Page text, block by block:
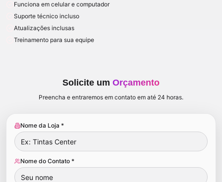
Funciona em celular e computador
Suporte técnico incluso
Atualizações inclusas
Treinamento para sua equipe
Solicite um Orçamento
Preencha e entraremos em contato em até 24 horas.
Nome da Loja *
Nome do Contato *